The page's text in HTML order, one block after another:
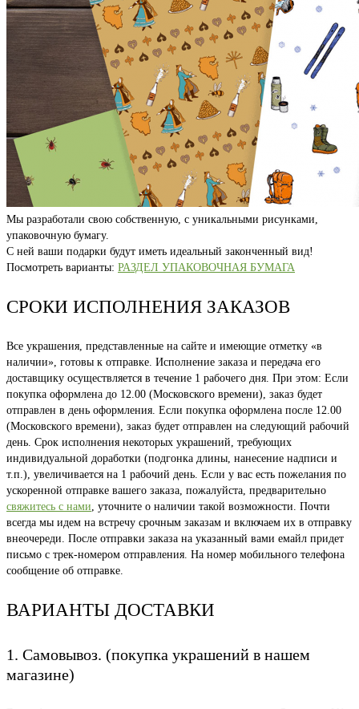
Мы разработали свою собственную, с уникальными рисунками,
упаковочную бумагу.
С ней ваши подарки будут иметь идеальный законченный вид!
Посмотреть варианты: РАЗДЕЛ УПАКОВОЧНАЯ БУМАГА
СРОКИ ИСПОЛНЕНИЯ ЗАКАЗОВ
Все украшения, представленные на сайте и имеющие отметку «в
наличии», готовы к отправке. Исполнение заказа и передача его
доставщику осуществляется в течение 1 рабочего дня. При этом: Если
покупка оформлена до 12.00 (Московского времени), заказ будет
отправлен в день оформления. Если покупка оформлена после 12.00
(Московского времени), заказ будет отправлен на следующий рабочий
день. Срок исполнения некоторых украшений, требующих
индивидуальной доработки (подгонка длины, нанесение надписи и
т.п.), увеличивается на 1 рабочий день. Если у вас есть пожелания по
ускоренной отправке вашего заказа, пожалуйста, предварительно
свяжитесь с нами, уточните о наличии такой возможности. Почти
всегда мы идем на встречу срочным заказам и включаем их в отправку
внеочереди. После отправки заказа на указанный вами емайл придет
письмо с трек-номером отправления. На номер мобильного телефона
сообщение об отправке.
ВАРИАНТЫ ДОСТАВКИ
1. Самовывоз. (покупка украшений в нашем
магазине)